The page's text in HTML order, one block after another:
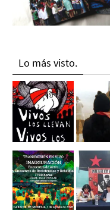
Lo más visto.